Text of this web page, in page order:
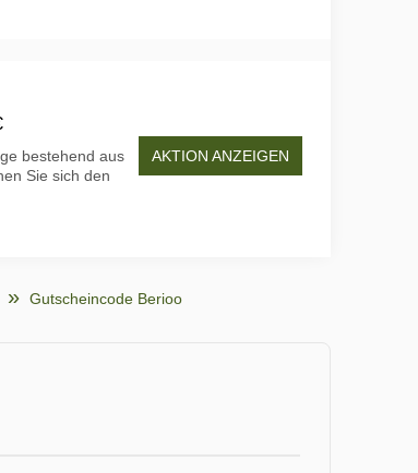
bestehend aus
Sie sich den
AKTION ANZEIGEN
Gutscheincode Berioo